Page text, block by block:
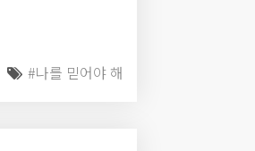
#나를 믿어야 해